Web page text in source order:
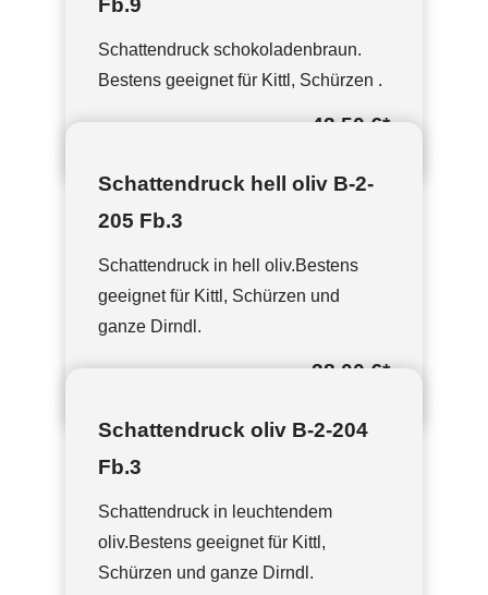
Fb.9
Schattendruck schokoladenbraun.
Bestens geeignet für Kittl, Schürzen .
43,50 €*
Schattendruck hell oliv B-2-
205 Fb.3
Schattendruck in hell oliv.Bestens
geeignet für Kittl, Schürzen und
ganze Dirndl.
38,00 €*
Schattendruck oliv B-2-204
Fb.3
Schattendruck in leuchtendem
oliv.Bestens geeignet für Kittl,
Schürzen und ganze Dirndl.